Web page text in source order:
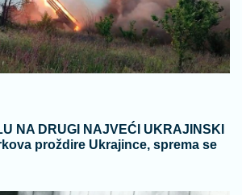
NA DRUGI NAJVEĆI UKRAJINSKI
proždire Ukrajince, sprema se